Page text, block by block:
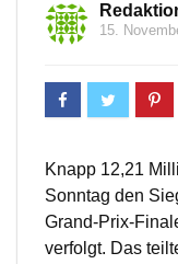
15.
Knapp 12,21
Sonntag den
Grand-Prix-
verfolgt. Das